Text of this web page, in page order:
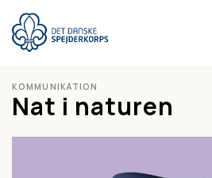
hovedindhold
KOMMUNIKATION
Nat i naturen